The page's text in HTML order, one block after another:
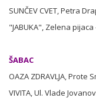
SUNČEV CVET, Petra
"JABUKA", Zelena
ŠABAC
OAZA ZDRAVLJA, Prote
VIVITA, Ul. Vlade